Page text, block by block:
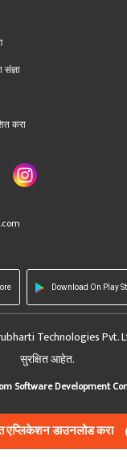
संज्ञा
करा
Download On Play
Technologies Pvt.
सुरक्षित आहेत.
Software Development
एप्लिकेशन डाउनलोड करा